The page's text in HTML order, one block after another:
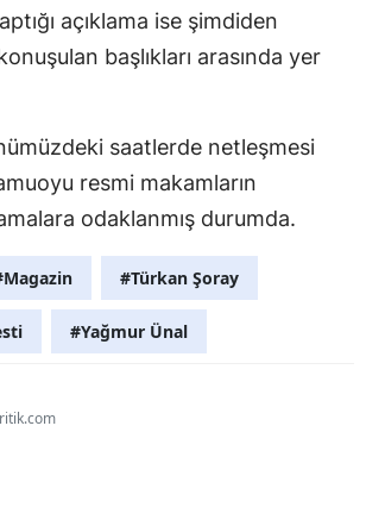
açıklama ise şimdiden
başlıkları arasında yer
saatlerde netleşmesi
resmi makamların
odaklanmış durumda.
#Türkan Şoray
#Yağmur Ünal